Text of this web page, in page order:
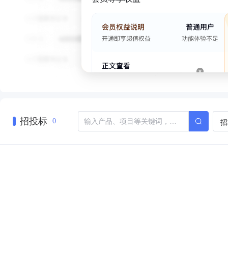
招投标 0